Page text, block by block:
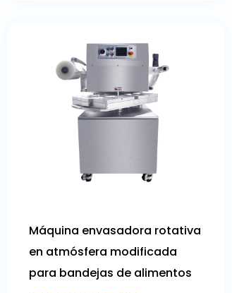
Máquina envasadora rotativa
en atmósfera modificada
para bandejas de alimentos